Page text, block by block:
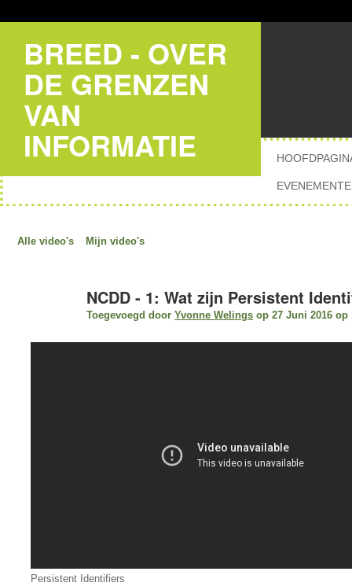
BREED - OVER
DE GRENZEN
VAN
INFORMATIE
Alle video's Mijn video's
NCDD - 1: Wat zijn Persistent
Toegevoegd door Yvonne Welings op 27 Juni 2016 op
Persistent Identifiers